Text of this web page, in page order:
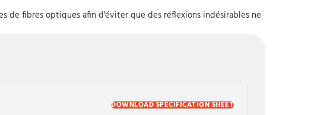
de fibres optiques afin d'éviter que des réflexions indésirables ne
DOWNLOAD SPECIFICATION SHEET